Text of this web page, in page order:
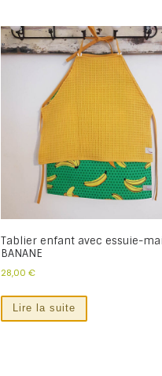
Tablier enfant avec essuie-
BANANE
28,00 €
Lire la suite